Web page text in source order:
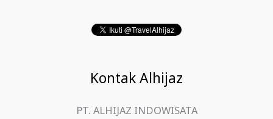
Kontak Alhijaz
PT. ALHIJAZ INDOWISATA